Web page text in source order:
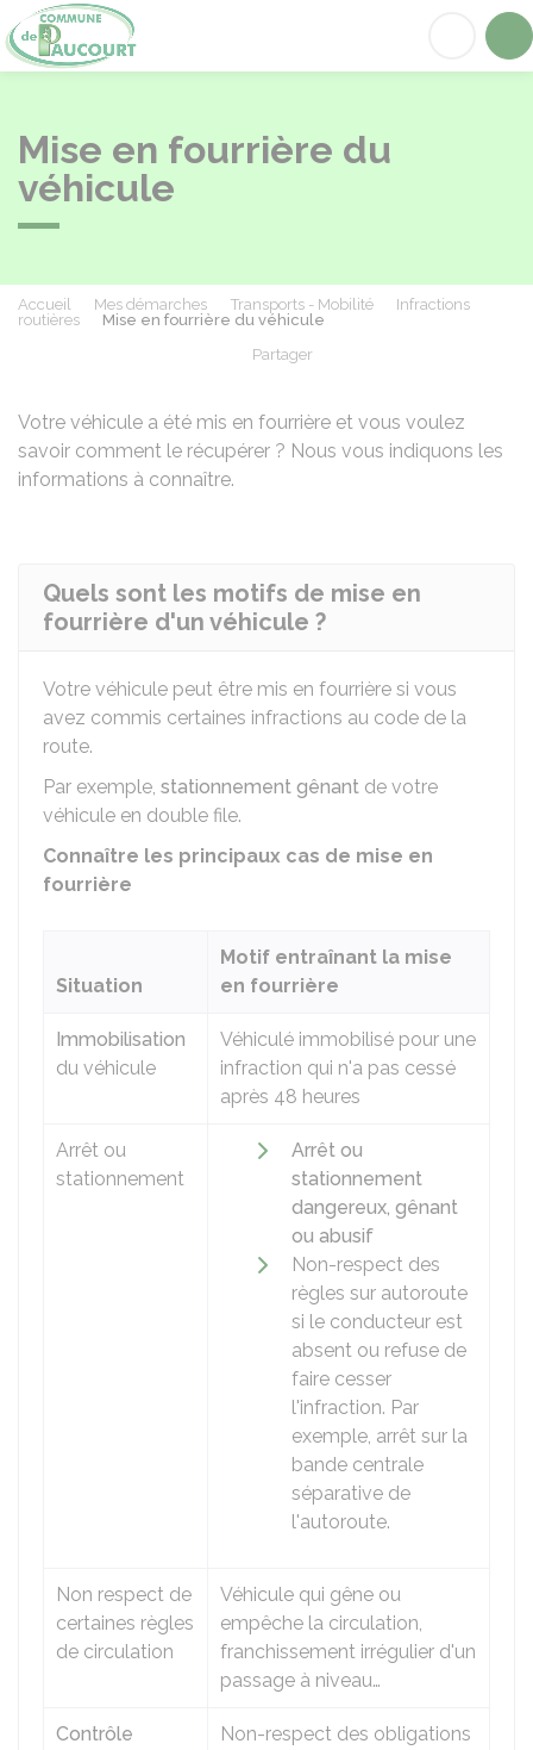
Mise en fourrière du
véhicule
Accueil Mes démarches Transports - Mobilité
Infractions
routières
Mise en fourrière du véhicule
Partager
Votre véhicule a été mis en fourrière et vous voulez
savoir comment le récupérer ? Nous vous indiquons les
informations à connaître.
Quels sont les motifs de mise en
fourrière d'un véhicule ?
Votre véhicule peut être mis en fourrière si vous
avez commis certaines infractions au code de la
route.
Par exemple, stationnement gênant de votre
véhicule en double file.
Connaître les principaux cas de mise en
fourrière
Situation
Motif entraînant la mise
en fourrière
Immobilisation
du véhicule
Véhiculé immobilisé pour une
infraction qui n'a pas cessé
après 48 heures
Arrêt ou
stationnement
Arrêt ou
stationnement
dangereux, gênant
ou abusif
Non-respect des
règles sur autoroute
si le conducteur est
absent ou refuse de
faire cesser
l'infraction. Par
exemple, arrêt sur la
bande centrale
séparative de
l'autoroute.
Non respect de
certaines règles
de circulation
Véhicule qui gêne ou
empêche la circulation,
franchissement irrégulier d'un
passage à niveau…
Contrôle
Non-respect des obligations